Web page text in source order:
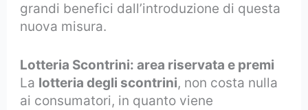
grandi benefici dall’introduzione di questa
nuova misura.
Lotteria Scontrini: area riservata e premi
La lotteria degli scontrini, non costa nulla
ai consumatori, in quanto viene